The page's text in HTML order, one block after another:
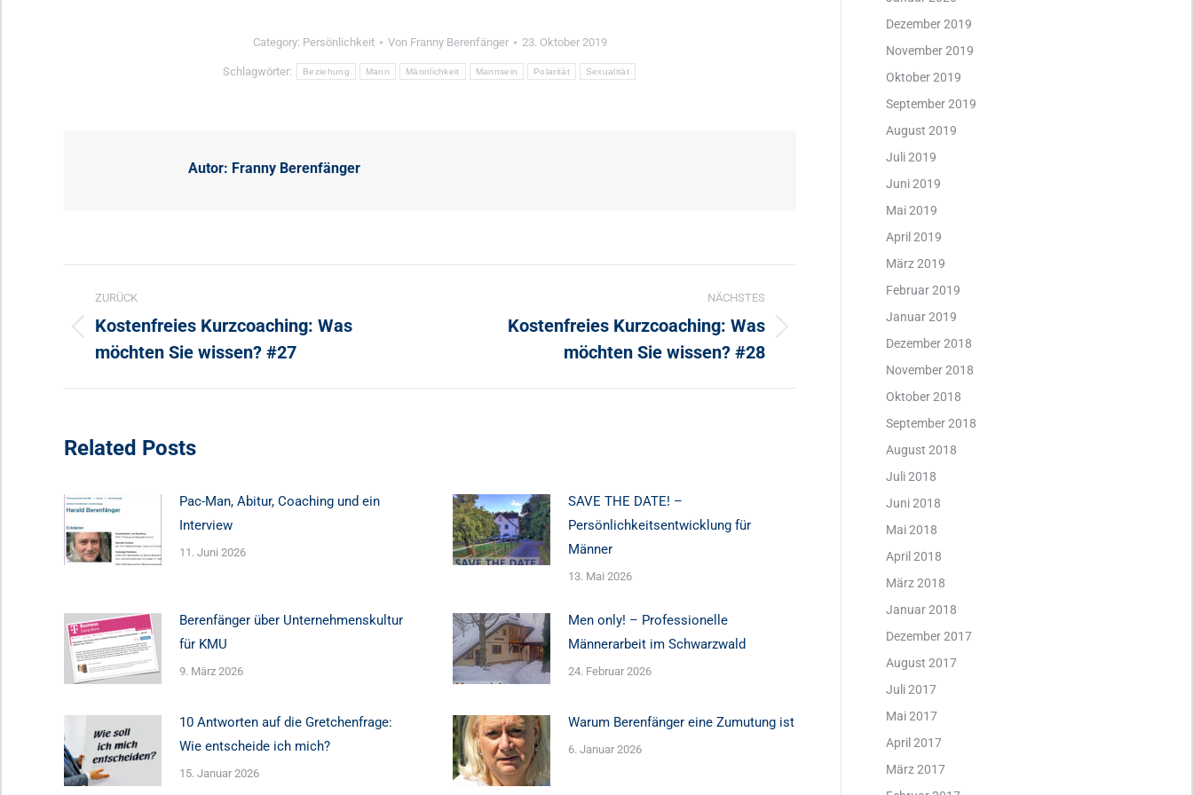
Category: Persönlichkeit Von Franny Berenfänger 23. Oktober 2019
Schlagwörter: Beziehung Mann Männlichkeit Mannsein Polarität Sexualität
Autor: Franny Berenfänger
Kommentarnavigation
ZURÜCK
Vorheriger
Beitrag:
Kostenfreies Kurzcoaching: Was
möchten Sie wissen? #27
NÄCHSTES
Nächster
Kostenfreies Kurzcoaching: Was
möchten Sie wissen? #28
Related Posts
Pac-Man, Abitur, Coaching und ein
Interview
11. Juni 2026
SAVE THE DATE! –
Persönlichkeitsentwicklung für
Männer
13. Mai 2026
Berenfänger über Unternehmenskultur
für KMU
9. März 2026
Men only! – Professionelle
Männerarbeit im Schwarzwald
24. Februar 2026
10 Antworten auf die Gretchenfrage:
Wie entscheide ich mich?
15. Januar 2026
Warum Berenfänger eine Zumutung ist
6. Januar 2026
Dezember 2019
November 2019
Oktober 2019
September 2019
August 2019
Juli 2019
Juni 2019
Mai 2019
April 2019
März 2019
Februar 2019
Januar 2019
Dezember 2018
November 2018
Oktober 2018
September 2018
August 2018
Juli 2018
Juni 2018
Mai 2018
April 2018
März 2018
Januar 2018
Dezember 2017
August 2017
Juli 2017
Mai 2017
April 2017
März 2017